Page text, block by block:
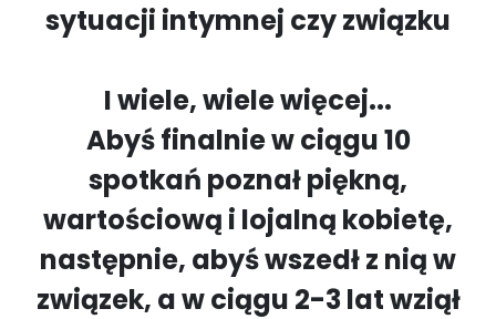
sytuacji intymnej czy związku
I wiele, wiele więcej...
Abyś finalnie w ciągu 10
spotkań poznał piękną,
wartościową i lojalną kobietę,
następnie, abyś wszedł z nią w
związek, a w ciągu 2-3 lat wziął